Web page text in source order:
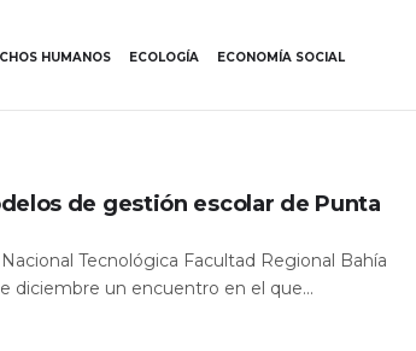
HUMANOS ECOLOGÍA
ECONOMÍA SOCIAL
de gestión escolar de Punta
Tecnológica Facultad Regional Bahía
diciembre un encuentro en el que...